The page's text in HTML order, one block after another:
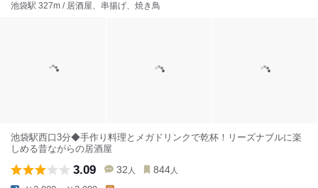
池袋駅 327m / 居酒屋、串揚げ、焼き鳥
池袋駅西口3分◆手作り料理とメガドリンクで乾杯！リーズナブルに楽
しめる昔ながらの居酒屋
3.09 32 人 844 人